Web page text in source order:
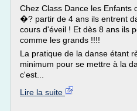
Chez Class Dance les Enfants
�? partir de 4 ans ils entrent
cours d'éveil ! Et dès 8 ans ils
comme les grands !!!!
La pratique de la danse étant
minimum pour se mettre à la
c'est...
Lire la suite